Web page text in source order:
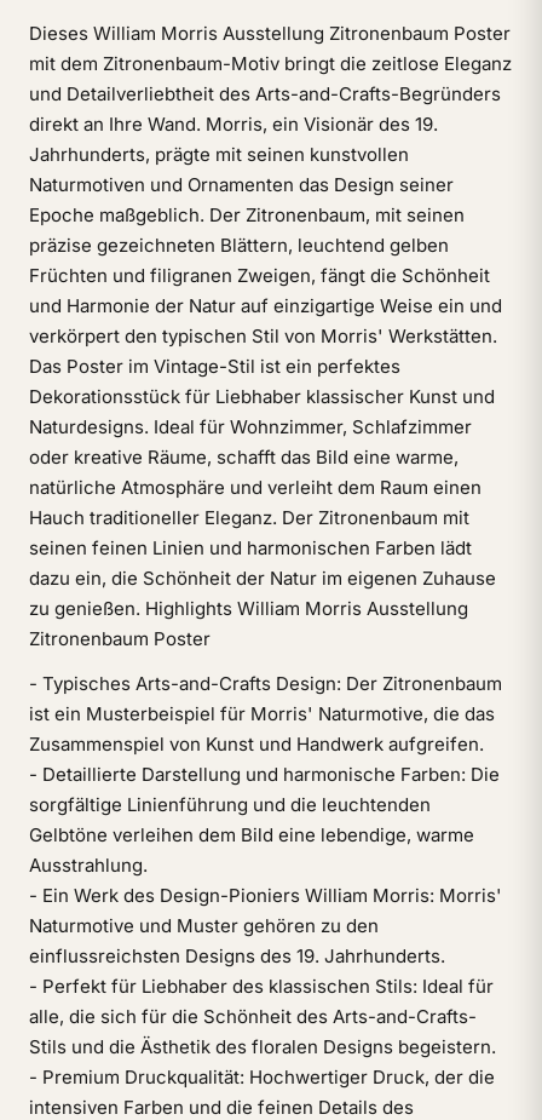
Dieses William Morris Ausstellung Zitronenbaum Poster
mit dem Zitronenbaum-Motiv bringt die zeitlose Eleganz
und Detailverliebtheit des Arts-and-Crafts-Begründers
direkt an Ihre Wand. Morris, ein Visionär des 19.
Jahrhunderts, prägte mit seinen kunstvollen
Naturmotiven und Ornamenten das Design seiner
Epoche maßgeblich. Der Zitronenbaum, mit seinen
präzise gezeichneten Blättern, leuchtend gelben
Früchten und filigranen Zweigen, fängt die Schönheit
und Harmonie der Natur auf einzigartige Weise ein und
verkörpert den typischen Stil von Morris' Werkstätten.
Das Poster im Vintage-Stil ist ein perfektes
Dekorationsstück für Liebhaber klassischer Kunst und
Naturdesigns. Ideal für Wohnzimmer, Schlafzimmer
oder kreative Räume, schafft das Bild eine warme,
natürliche Atmosphäre und verleiht dem Raum einen
Hauch traditioneller Eleganz. Der Zitronenbaum mit
seinen feinen Linien und harmonischen Farben lädt
dazu ein, die Schönheit der Natur im eigenen Zuhause
zu genießen. Highlights William Morris Ausstellung
Zitronenbaum Poster
- Typisches Arts-and-Crafts Design: Der Zitronenbaum
ist ein Musterbeispiel für Morris' Naturmotive, die das
Zusammenspiel von Kunst und Handwerk aufgreifen.
- Detaillierte Darstellung und harmonische Farben: Die
sorgfältige Linienführung und die leuchtenden
Gelbtöne verleihen dem Bild eine lebendige, warme
Ausstrahlung.
- Ein Werk des Design-Pioniers William Morris: Morris'
Naturmotive und Muster gehören zu den
einflussreichsten Designs des 19. Jahrhunderts.
- Perfekt für Liebhaber des klassischen Stils: Ideal für
alle, die sich für die Schönheit des Arts-and-Crafts-
Stils und die Ästhetik des floralen Designs begeistern.
- Premium Druckqualität: Hochwertiger Druck, der die
intensiven Farben und die feinen Details des